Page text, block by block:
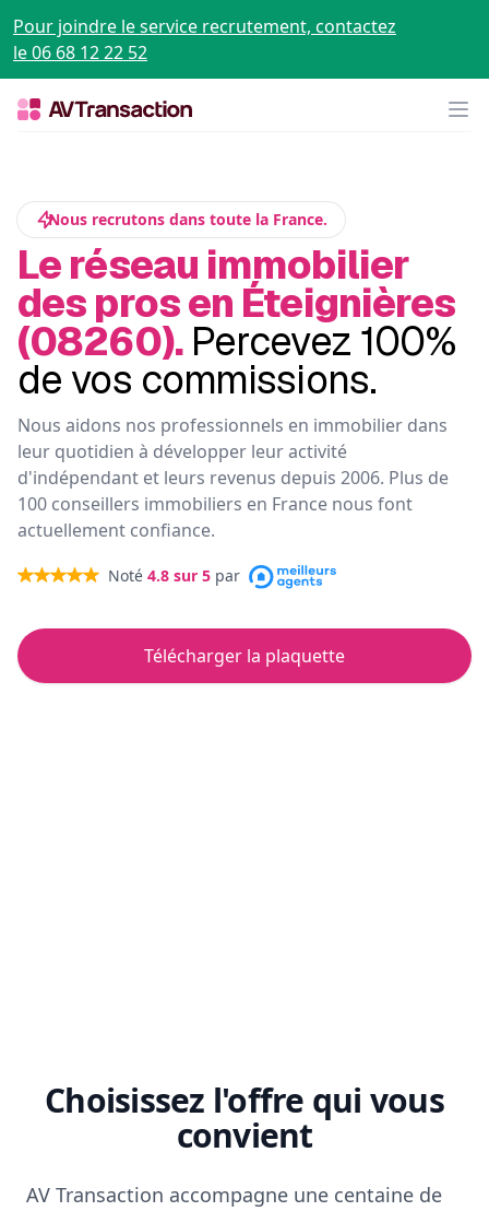
Pour joindre le service recrutement, contactez
le 06 68 12 22 52
Nous recrutons dans toute la France.
Le réseau immobilier
des pros en Éteignières
(08260). Percevez 100%
de vos commissions.
Nous aidons nos professionnels en immobilier dans
leur quotidien à développer leur activité
d'indépendant et leurs revenus depuis 2006. Plus de
100 conseillers immobiliers en France nous font
actuellement confiance.
Noté 4.8 sur 5 par
Télécharger la plaquette
Choisissez l'offre qui vous
convient
AV Transaction accompagne une centaine de